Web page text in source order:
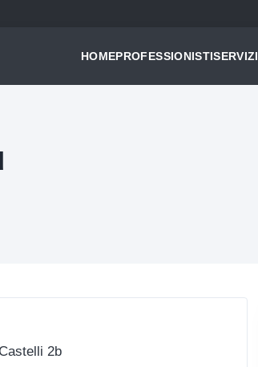
HOMEPROFESSIONISTISERVIZI
2b